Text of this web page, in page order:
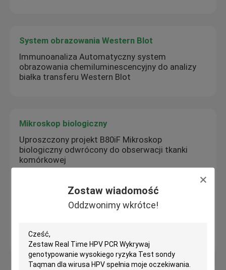
Zostaw wiadomość
Oddzwonimy wkrótce!
System obrazowania Western Blot
Immunoanaliza Automatyczny system
obrazowania chemiluminescencyjny do analizy
białka transferu Western Blot
Mikroskop biologiczny
Uproszczony projekt B80iF Mikroskop
biologiczny odwrócony do obserwacji tkanki
komórkowej
Mikroskop specjalny do obserwacji fabryki
Mikroskop biologiczny odwrócony B60i
narzędziami nosa o 5-pozycji B50i